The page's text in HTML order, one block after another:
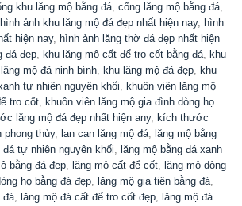
khu lăng mộ bằng đá, cổng lăng mộ bằng đá,
hình ảnh khu lăng mộ đá đẹp nhất hiện nay, hình
hiện nay, hình ảnh lăng thờ đá đẹp nhất hiện
đá đẹp, khu lăng mộ cất để tro cốt bằng đá, khu
mộ đá ninh bình, khu lăng mộ đá đẹp, khu
tự nhiên nguyên khối, khuôn viên lăng mộ
tro cốt, khuôn viên lăng mộ gia đình dòng họ
lăng mộ đá đẹp nhất hiện any, kích thước
phong thủy, lan can lăng mộ đá, lăng mộ bằng
đá tự nhiên nguyên khối, lăng mộ bằng đá xanh
bằng đá đẹp, lăng mộ cất để cốt, lăng mộ dòng
họ bằng đá đẹp, lăng mộ gia tiên bằng đá,
đá, lăng mộ đá cất để tro cốt đẹp, lăng mộ đá